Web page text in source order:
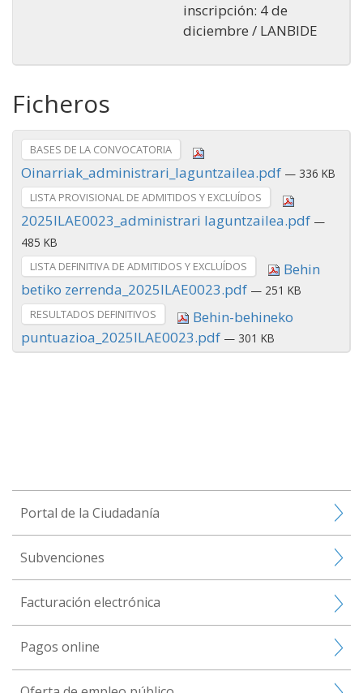
inscripción: 4 de
diciembre / LANBIDE
Ficheros
BASES DE LA CONVOCATORIA
Oinarriak_administrari_laguntzailea.pdf — 336 KB
LISTA PROVISIONAL DE ADMITIDOS Y EXCLUÍDOS
2025ILAE0023_administrari laguntzailea.pdf —
485 KB
LISTA DEFINITIVA DE ADMITIDOS Y EXCLUÍDOS
Behin
betiko zerrenda_2025ILAE0023.pdf — 251 KB
RESULTADOS DEFINITIVOS
Behin-behineko
puntuazioa_2025ILAE0023.pdf — 301 KB
Portal de la Ciudadanía
Subvenciones
Facturación electrónica
Pagos online